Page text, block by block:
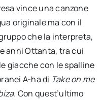
vince una canzone
originale ma con il
che la interpreta,
anni Ottanta, tra cui
giacche con le spalline
A-ha di Take on me
. Con quest’ultimo